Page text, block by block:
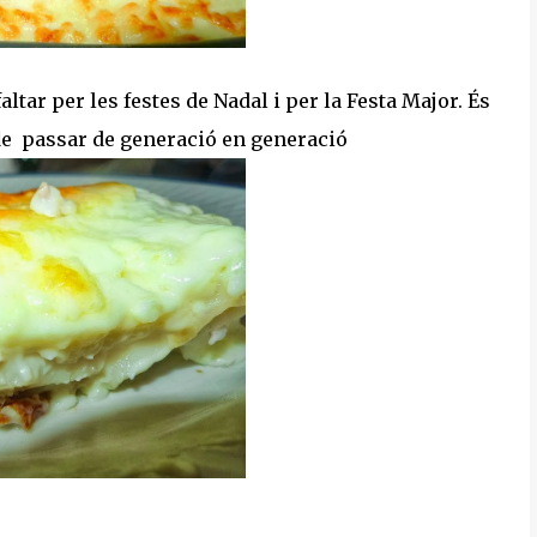
per les festes de Nadal i per la Festa Major. És
passar de generació en generació